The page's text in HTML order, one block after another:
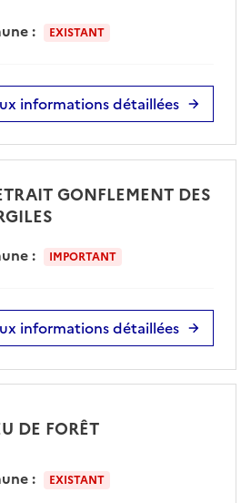
: EXISTANT
informations détaillées
GONFLEMENT DES
: IMPORTANT
informations détaillées
DE FORÊT
: EXISTANT